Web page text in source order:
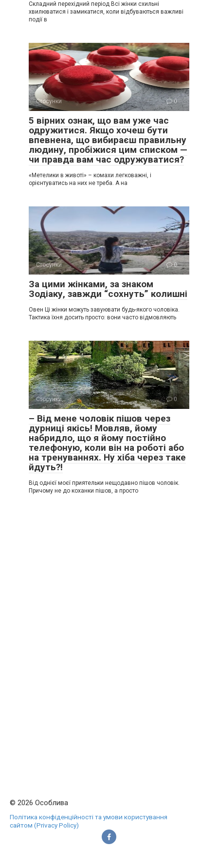
Складний перехідний період Всі жінки схильні
хвилюватися і замикатися, коли відбуваються важливі
події в
Стосунки 0
5 вірних ознак, що вам уже час
одружитися. Якщо хочеш бути
впевнена, що вибираєш правильну
людину, пробіжися цим списком —
чи правда вам час одружуватися?
«Метелики в животі» – комахи легковажні, і
орієнтуватись на них не треба. А на
Стосунки 0
За цими жінками, за знаком
Зодіаку, завжди “сохнуть” колишні
Овен Ці жінки можуть завуювати будь-якого чоловіка.
Тактика їхня досить просто: вони часто відмовляють
Стосунки 0
– Від мене чоловік пішов через
дурниці якісь! Мовляв, йому
набридло, що я йому постійно
телефоную, коли він на роботі або
на тренуваннях. Ну хіба через таке
йдуть?!
Від однієї моєї приятельки нещодавно пішов чоловік.
Причому не до коханки пішов, а просто
© 2026 Особлива
Політика конфіденційності та умови користування
сайтом (Privacy Policy)